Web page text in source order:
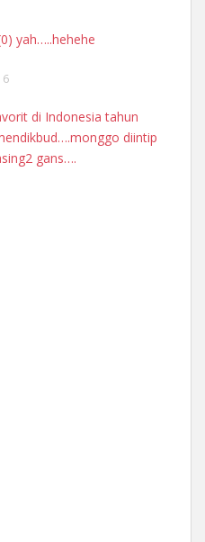
yah…..hehehe
di Indonesia tahun
diintip
gans….